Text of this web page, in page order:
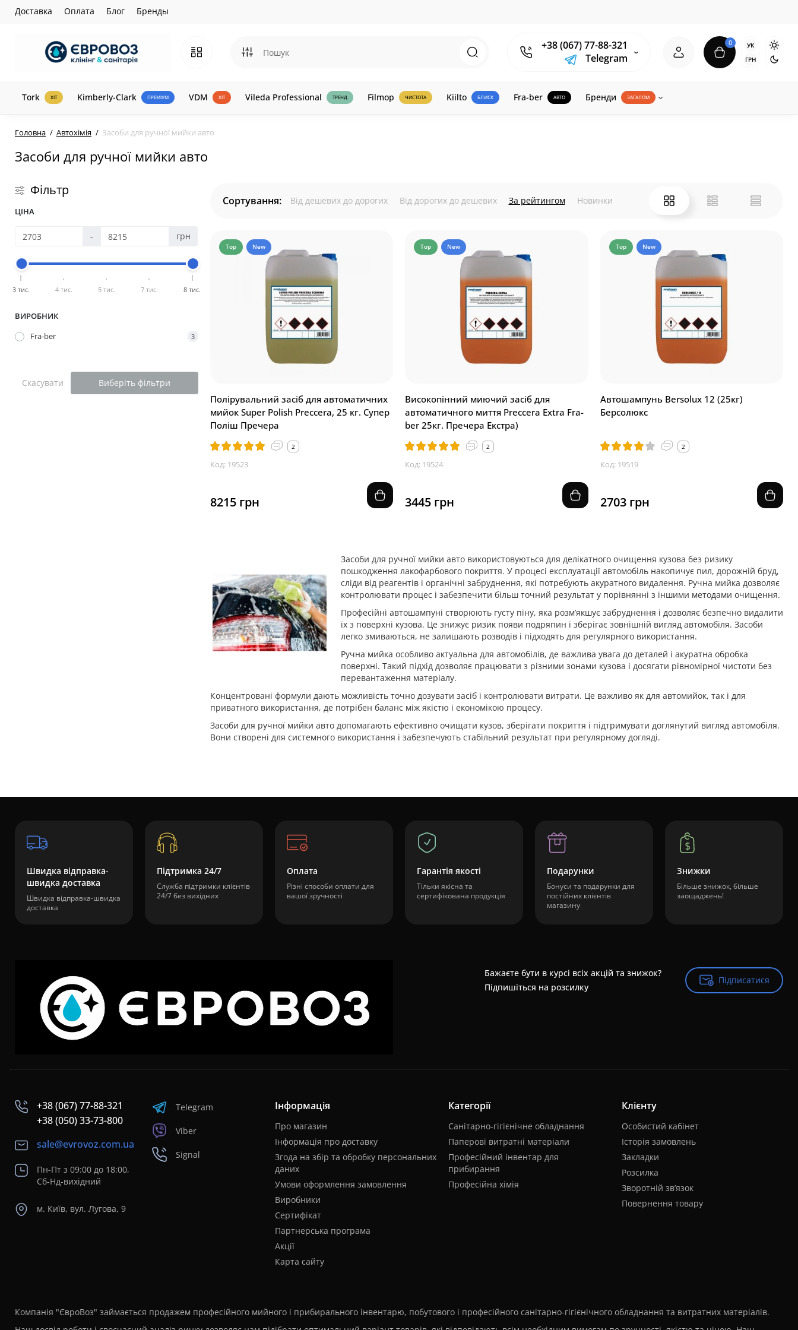
Доставка Оплата Блог Бренды
+38 (067) 77-88-321
Telegram
0
УК
ГРН
Tork ХІТ Kimberly-Clark ПРЕМІУМ VDM ХІТ Vileda Professional ТРЕНД Filmop ЧИСТОТА Kiilto БЛИСК Fra-ber АВТО Бренди ЗАГАЛОМ
Головна Автохімія Засоби для ручної мийки авто
Засоби для ручної мийки авто
Фільтр
ЦІНА
- грн
3 тис. 4 тис. 5 тис. 7 тис. 8 тис.
ВИРОБНИК
Fra-ber
3
Скасувати Виберіть фільтри
Сортування: Від дешевих до дорогих Від дорогих до дешевих За рейтингом Новинки
Top New
Полірувальний засіб для автоматичних
мийок Super Polish Preccera, 25 кг. Супер
Поліш Пречера
2
Код: 19523
8215 грн
Top New
Високопінний миючий засіб для
автоматичного миття Preccera Extra Fra-
ber 25кг. Пречера Екстра)
2
Код: 19524
3445 грн
Top New
Автошампунь Bersolux 12 (25кг)
Берсолюкс
2
Код: 19519
2703 грн
Засоби для ручної мийки авто використовуються для делікатного очищення кузова без ризику
пошкодження лакофарбового покриття. У процесі експлуатації автомобіль накопичує пил, дорожній бруд,
сліди від реагентів і органічні забруднення, які потребують акуратного видалення. Ручна мийка дозволяє
контролювати процес і забезпечити більш точний результат у порівнянні з іншими методами очищення.
Професійні автошампуні створюють густу піну, яка розм’якшує забруднення і дозволяє безпечно видалити
їх з поверхні кузова. Це знижує ризик появи подряпин і зберігає зовнішній вигляд автомобіля. Засоби
легко змиваються, не залишають розводів і підходять для регулярного використання.
Ручна мийка особливо актуальна для автомобілів, де важлива увага до деталей і акуратна обробка
поверхні. Такий підхід дозволяє працювати з різними зонами кузова і досягати рівномірної чистоти без
перевантаження матеріалу.
Концентровані формули дають можливість точно дозувати засіб і контролювати витрати. Це важливо як для автомийок, так і для
приватного використання, де потрібен баланс між якістю і економікою процесу.
Засоби для ручної мийки авто допомагають ефективно очищати кузов, зберігати покриття і підтримувати доглянутий вигляд автомобіля.
Вони створені для системного використання і забезпечують стабільний результат при регулярному догляді.
Швидка відправка-
швидка доставка
Швидка відправка-швидка
доставка
Підтримка 24/7
Служба підтримки клієнтів
24/7 без вихідних
Оплата
Різні способи оплати для
вашої зручності
Гарантія якості
Тільки якісна та
сертифікована продукція
Подарунки
Бонуси та подарунки для
постійних клієнтів
магазину
Знижки
Більше знижок, більше
заощаджень!
Бажаєте бути в курсі всіх акцій та знижок?
Підпишіться на розсилку
Підписатися
Підписатися
+38 (067) 77-88-321
+38 (050) 33-73-800
sale@evrovoz.com.ua
Пн-Пт з 09:00 до 18:00,
Сб-Нд-вихідний
м. Київ, вул. Лугова, 9
Telegram
Viber
Signal
Інформація
Про магазин
Інформація про доставку
Згода на збір та обробку персональних
даних
Умови оформлення замовлення
Виробники
Сертифікат
Партнерська програма
Акції
Карта сайту
Категорії
Санітарно-гігієнічне обладнання
Паперові витратні матеріали
Професійний інвентар для
прибирання
Професійна хімія
Клієнту
Особистий кабінет
Історія замовлень
Закладки
Розсилка
Зворотній зв’язок
Повернення товару
Компанія "ЄвроВоз" займається продажем професійного мийного і прибирального інвентарю, побутового і професійного санітарно-гігієнічного обладнання та витратних матеріалів.